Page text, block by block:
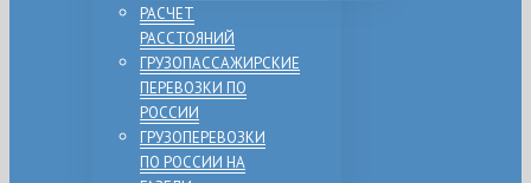
РАСЧЕТ
РАССТОЯНИЙ
ГРУЗОПАССАЖИРСКИЕ
ПЕРЕВОЗКИ ПО
РОССИИ
ГРУЗОПЕРЕВОЗКИ
ПО РОССИИ НА